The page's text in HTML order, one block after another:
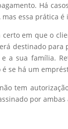
Há
essa prática é
certo em que o
destinado para
a sua família.
é se há um
tem
por